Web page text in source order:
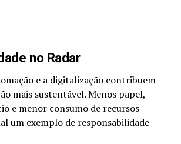
no Radar
e a digitalização contribuem
mais sustentável. Menos papel,
e menor consumo de recursos
um exemplo de responsabilidade